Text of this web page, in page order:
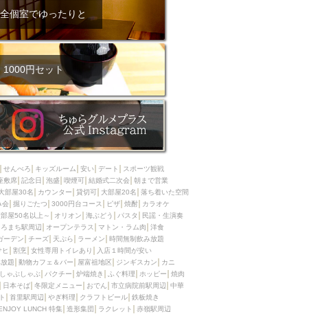
ム肉
洋食
入店可
サプライズ
時間無制飲み放題
コース 地中海料理
鍋
入店１時間が安い
野菜巻き串
地区
ジンギスカン
イタリアン
古島駅周辺
炉端焼き
ふぐ料理
イキング（ビュッフェ）
冬限定メニュー
おでん
ー
牛串焼き
里駅周辺
やぎ料理
園駅周辺
小禄駅周辺
LUNCH 特集
造形集団
個室でゆったりと
1000円セット
せんべろ キッズルーム 安い デート
スポーツ観戦
敷席 記念日 泡盛 喫煙可 結婚式二次会 朝まで営業
部屋30名 カウンター 貸切可 大部屋20名
落ち着いた空間
会 掘りごたつ 3000円台コース ピザ 焼酎
カラオケ
部屋50名以上～ オリオン 海ぶどう パスタ
民謡・生演奏
まち駅周辺 オープンテラス マトン・ラム肉
洋食
ーデン チーズ 天ぷら ラーメン
時間無制飲み放題
ヒ 割烹 女性専用トイレあり
入店１時間が安い
題 動物カフェ＆バー 屋富祖地区 ジンギスカン
カニ
しゃぶしゃぶ パクチー 炉端焼き ふぐ料理 ホッピー
焼肉
日本そば 冬限定メニュー おでん 市立病院前駅周辺
中華
首里駅周辺 やぎ料理 クラフトビール 鉄板焼き
LUNCH 特集 造形集団 ラクレット 赤嶺駅周辺